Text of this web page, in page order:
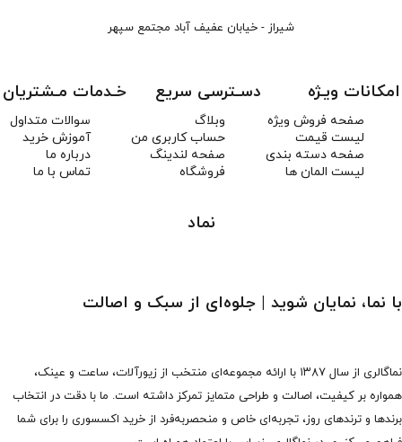
شیراز - خیابان عفیف آباد مجتمع سپهر
امکانات ویـژه
صفحه فروش ویژه
لیست قیمت
صفحه دسته بندی
لیست المان ها
دسـترسی سریع
وبلاگ
حساب کاربری من
صفحه لندینگ
فروشگاه
خـدمات مـشتریان
سوالات متداول
آموزش خرید
درباره ما
تماس با ما
نماد
با نما، نمایان شوید | جلوه‌ای از سبک و اصالت
نماگالری از سال ۱۳۸۷ با ارائه مجموعه‌ای منتخب از زیورآلات، ساعت و عینک،
همواره بر کیفیت، اصالت و طراحی متمایز تمرکز داشته است. ما با دقت در انتخاب
برندها و ترندهای روز، تجربه‌ای خاص و منحصربه‌فرد از خرید اکسسوری را برای شما